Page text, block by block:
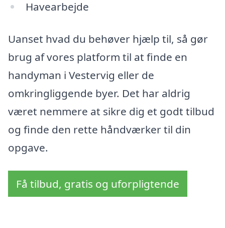
Havearbejde
Uanset hvad du behøver hjælp til, så gør
brug af vores platform til at finde en
handyman i Vestervig eller de
omkringliggende byer. Det har aldrig
været nemmere at sikre dig et godt tilbud
og finde den rette håndværker til din
opgave.
Få tilbud, gratis og uforpligtende